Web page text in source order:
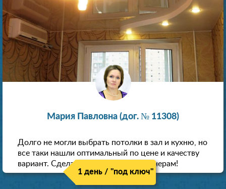
Мария Павловна (дог. № 11308)
Долго не могли выбрать потолки в зал и кухню, но
все таки нашли оптимальный по цене и качеству
вариант. Сделали скидку как пенсионерам!
1 день / "под ключ"